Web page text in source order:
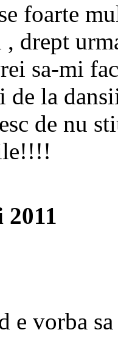
foarte
, drept
sa-mi
de la
de nu
2011
e vorba